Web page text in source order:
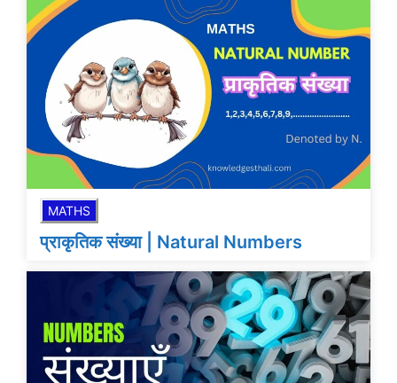
MATHS
प्राकृतिक संख्या | Natural Numbers